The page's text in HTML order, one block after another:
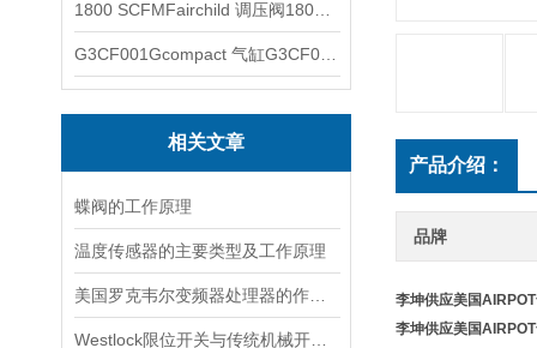
相关文章
蝶阀的工作原理
温度传感器的主要类型及工作原理
产品介绍：
品牌
李坤供应美国
李坤供应美国